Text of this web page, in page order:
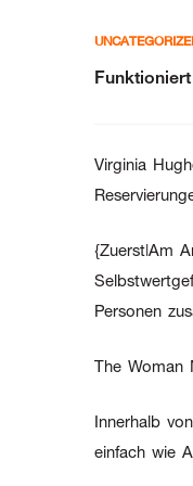
Virginia
{Zuerst|Am
Personen
The Woman
Innerhalb
einfach wie